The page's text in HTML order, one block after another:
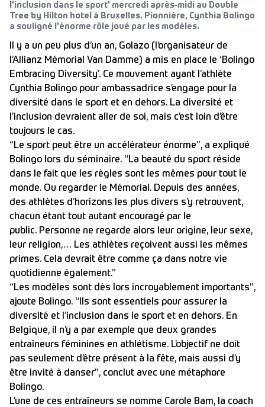
l'inclusion dans le sport' mercredi après-midi au Double
Tree by Hilton hotel à Bruxelles. Pionnière, Cynthia Bolingo
a souligné l'énorme rôle joué par les modèles.
Il y a un peu plus d’un an, Golazo (l’organisateur de
l’Allianz Mémorial Van Damme) a mis en place le ‘Bolingo
Embracing Diversity’. Ce mouvement ayant l’athlète
Cynthia Bolingo pour ambassadrice s’engage pour la
diversité dans le sport et en dehors. La diversité et
l’inclusion devraient aller de soi, mais c’est loin d’être
toujours le cas.
“Le sport peut être un accélérateur énorme”, a expliqué
Bolingo lors du séminaire. “La beauté du sport réside
dans le fait que les règles sont les mêmes pour tout le
monde. Ou regarder le Mémorial. Depuis des années,
des athlètes d’horizons les plus divers s’y retrouvent,
chacun étant tout autant encouragé par le
public. Personne ne regarde alors leur origine, leur sexe,
leur religion,… Les athlètes reçoivent aussi les mêmes
primes. Cela devrait être comme ça dans notre vie
quotidienne également.”
“Les modèles sont dès lors incroyablement importants”,
ajoute Bolingo. “Ils sont essentiels pour assurer la
diversité et l’inclusion dans le sport et en dehors. En
Belgique, il n’y a par exemple que deux grandes
entraîneurs féminines en athlétisme. L’objectif ne doit
pas seulement d’être présent à la fête, mais aussi d’y
être invité à danser”, conclut avec une métaphore
Bolingo.
L’une de ces entraîneurs se nomme Carole Bam, la coach